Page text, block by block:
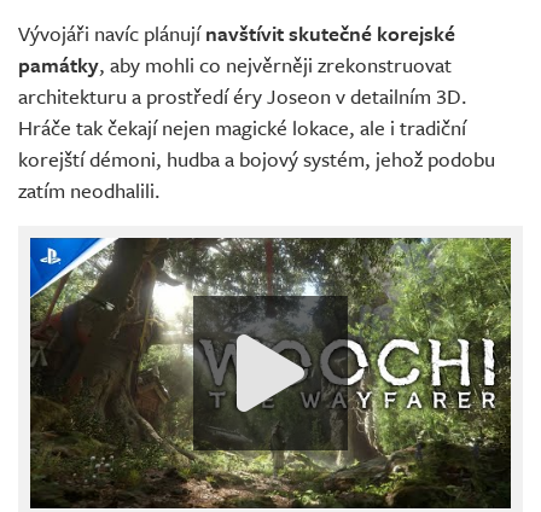
Vývojáři navíc plánujínavštívit skutečné korejské
památky, aby mohli co nejvěrněji zrekonstruovat
architekturu a prostředí éry Joseon v detailním 3D.
Hráče tak čekají nejen magické lokace, ale i tradiční
korejští démoni, hudba a bojový systém, jehož podobu
zatím neodhalili.